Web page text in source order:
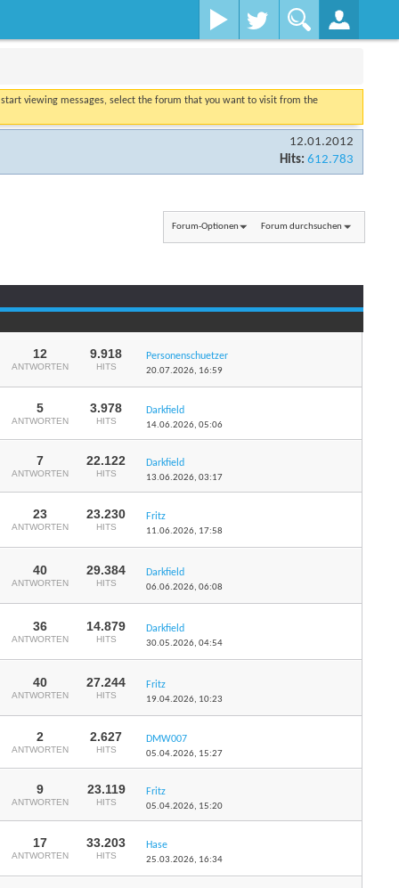
viewing messages, select the forum that you want to visit from the
12.01.2012
Hits: 612.783
Forum-Optionen Forum durchsuchen
12
ANTWORTEN
9.918
HITS
Personenschuetzer
20.07.2026, 16:59
5
ANTWORTEN
3.978
HITS
Darkfield
14.06.2026,05:06
7
ANTWORTEN
22.122
HITS
Darkfield
13.06.2026,03:17
23
ANTWORTEN
23.230
HITS
Fritz
11.06.2026, 17:58
40
ANTWORTEN
29.384
HITS
Darkfield
06.06.2026,06:08
36
ANTWORTEN
14.879
HITS
Darkfield
30.05.2026,04:54
40
ANTWORTEN
27.244
HITS
Fritz
19.04.2026, 10:23
2
ANTWORTEN
2.627
HITS
DMW007
05.04.2026, 15:27
9
ANTWORTEN
23.119
HITS
Fritz
05.04.2026, 15:20
17
ANTWORTEN
33.203
HITS
Hase
25.03.2026, 16:34